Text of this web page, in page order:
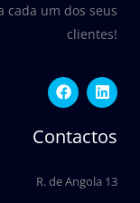
cada um dos seus
clientes!
F
a
c
e
b
o
k
L
i
n
k
e
i
n
Contactos
R. de Angola 13